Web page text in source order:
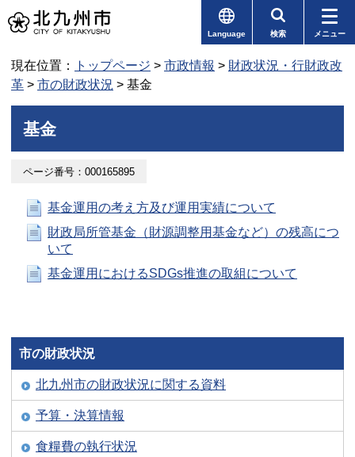
Language 検索 メニュー
現在位置： トップページ > 市政情報 > 財政状況・行財政改
革 > 市の財政状況 > 基金
基金
ページ番号：000165895
基金運用の考え方及び運用実績について
財政局所管基金（財源調整用基金など）の残高につ
いて
基金運用におけるSDGs推進の取組について
市の財政状況
北九州市の財政状況に関する資料
予算・決算情報
食糧費の執行状況